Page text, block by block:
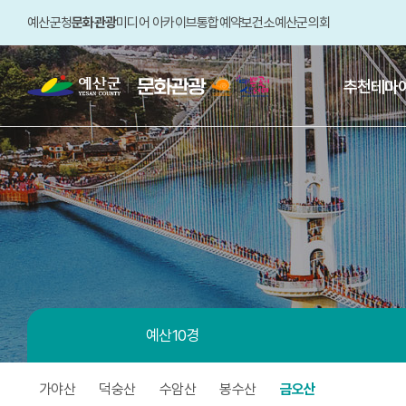
예산군청문화관광미디어 아카이브통합예약보건소예산군의회
예쁜곳이
산더미
2025-
2026
충남
·
예산
방문의
해
추천테마
예산10경
가야산 덕숭산 수암산 봉수산 금오산